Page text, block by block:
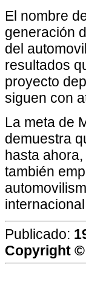
El nombre
generación
del
resultados
proyecto
siguen con
La meta de
demuestra
hasta
también
Publicado:
Copyright ©